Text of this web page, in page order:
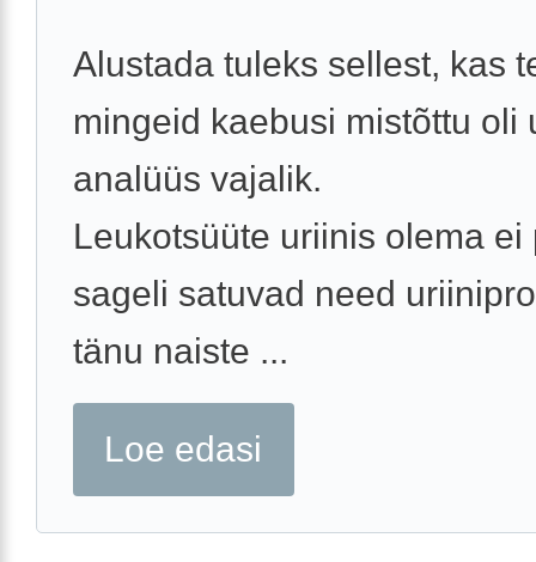
Alustada tuleks sellest, kas
mingeid kaebusi mistõttu oli
analüüs vajalik.
Leukotsüüte uriinis olema ei
sageli satuvad need
tänu naiste ...
Loe edasi